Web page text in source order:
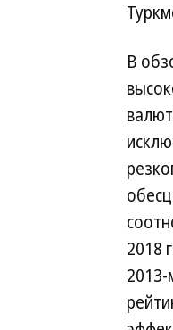
В
2018